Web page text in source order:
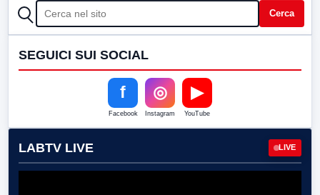
CERCA Cerca
SEGUICI SUI SOCIAL
f
Facebook
◎
Instagram
▶
YouTube
LABTV LIVE LIVE